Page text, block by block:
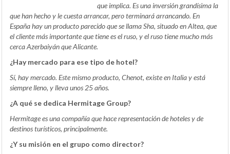
que implica. Es una inversión grandísima la
que han hecho y le cuesta arrancar, pero terminará arrancando. En
España hay un producto parecido que se llama Sha, situado en Altea, que
el cliente más importante que tiene es el ruso, y el ruso tiene mucho más
cerca Azerbaiyán que Alicante.
¿Hay mercado para ese tipo de hotel?
Sí, hay mercado. Este mismo producto, Chenot, existe en Italia y está
siempre lleno, y lleva unos 25 años.
¿A qué se dedica Hermitage Group?
Hermitage es una compañía que hace representación de hoteles y de
destinos turísticos, principalmente.
¿Y su misión en el grupo como director?